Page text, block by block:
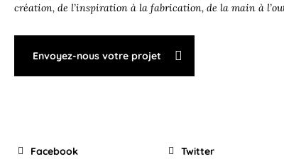
création, de l’inspiration à la fabrication, de la main à
Envoyez-nous votre projet
Facebook Twitter